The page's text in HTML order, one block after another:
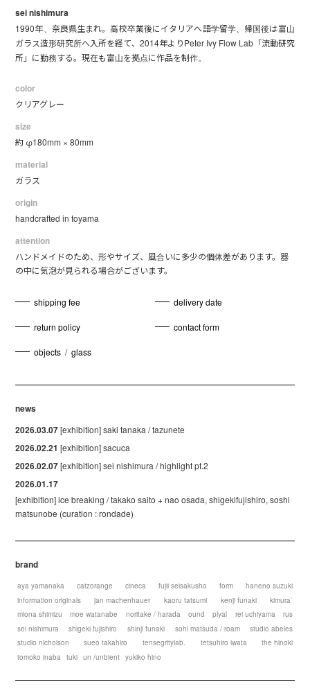
sei nishimura
1990年、奈良県生まれ。高校卒業後にイタリアへ語学留学、帰国後は富山
ガラス造形研究所へ入所を経て、2014年よりPeter Ivy Flow Lab「流動研究
所」に勤務する。現在も富山を拠点に作品を制作。
color
クリアグレー
size
約 φ180mm × 80mm
material
ガラス
origin
handcrafted in toyama
attention
ハンドメイドのため、形やサイズ、風合いに多少の個体差があります。器
の中に気泡が見られる場合がございます。
shipping fee delivery date
return policy contact form
objects / glass
news
2026.03.07[exhibition] saki tanaka / tazunete
2026.02.21 [exhibition] sacuca
2026.02.07[exhibition] sei nishimura / highlight pt.2
2026.01.17
[exhibition] ice breaking / takako saito + nao osada, shigekifujishiro, soshi
matsunobe (curation : rondade)
brand
aya yamanaka catzorange cineca fujii seisakusho form
haneno suzuki
information originals
jan machenhauer kaoru tatsumi kenji funaki
kimura`
miona shimizu
moe watanabe noritake / harada ound plyal rei uchiyama
rus
sei nishimura
shigeki fujishiro shinji funaki sohi matsuda / roam
studio abeles
studio nicholson
sueo takahiro tensegritylab. tetsuhiro iwata
the hinoki
tomoko inaba
tuki un /unbient yukiko hino